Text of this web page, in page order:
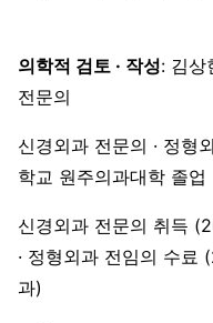
의학적 검토 · 작성: 김상
전문의
신경외과 전문의 · 정형
학교 원주의과대학 졸업
신경외과 전문의 취득
· 정형외과 전임의 수료
과)